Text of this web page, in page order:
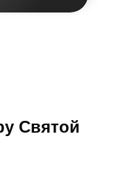
Святой